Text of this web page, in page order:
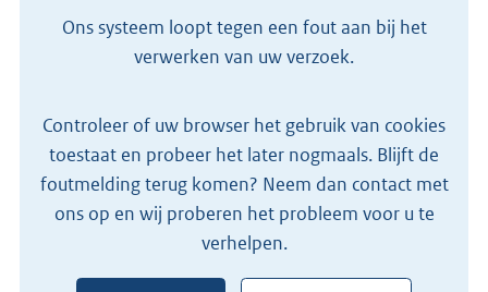
Ons systeem loopt tegen een fout aan bij het
verwerken van uw verzoek.
Controleer of uw browser het gebruik van cookies
toestaat en probeer het later nogmaals. Blijft de
foutmelding terug komen? Neem dan contact met
ons op en wij proberen het probleem voor u te
verhelpen.